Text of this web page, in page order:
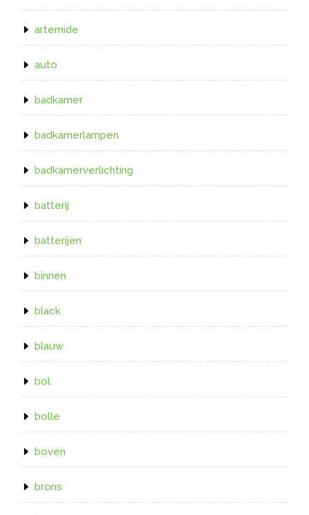
artemide
auto
badkamer
badkamerlampen
badkamerverlichting
batterij
batterijen
binnen
black
blauw
bol
bolle
boven
brons